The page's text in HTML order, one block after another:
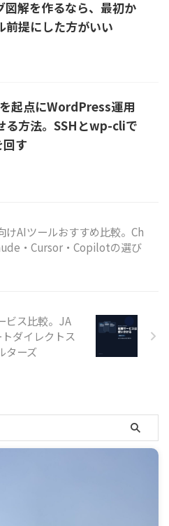
図解を作るなら、最初か
前提にした方がいい
起点にWordPress運用
る方法。SSHとwp-cliで
す
けAIツールおすすめ比較。Ch
・Cursor・Copilotの選び
ビス比較。JA
ダイレクトス
ターズ